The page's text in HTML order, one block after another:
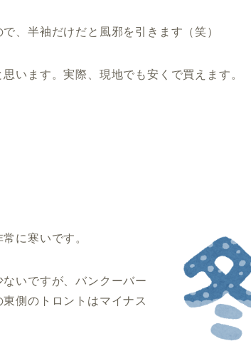
、半袖だけだと風邪を引きます（笑）
います。実際、現地でも安くで買えます。
常に寒いです。
ないですが、バンクーバー
東側の トロント はマイナス